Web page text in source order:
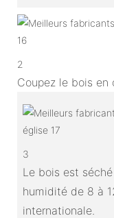
2
Coupez le bois en
3
Le bois est
humidité de 8 à
internationale.